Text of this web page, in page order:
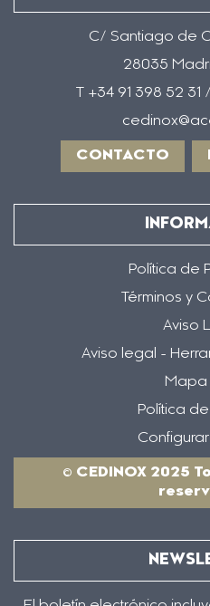
C/ Santiago de
28035
T +34 91 398 52
CONTACTO
Política de
Términos y
Aviso
Aviso legal -
Mapa
Política
© CEDINOX 2025